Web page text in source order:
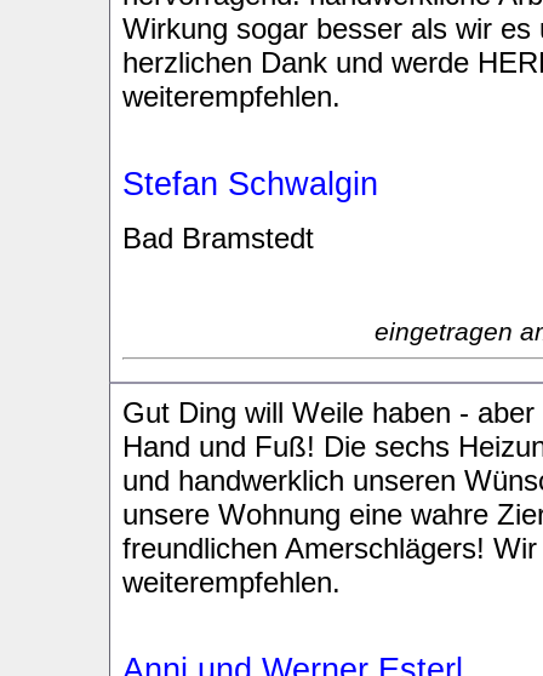
Wirkung sogar besser als wir
herzlichen Dank und werde
weiterempfehlen.
Stefan Schwalgin
Bad Bramstedt
eingetragen
Gut Ding will Weile haben -
Hand und Fuß! Die sechs
und handwerklich unseren
unsere Wohnung eine wahre
freundlichen Amerschlägers!
weiterempfehlen.